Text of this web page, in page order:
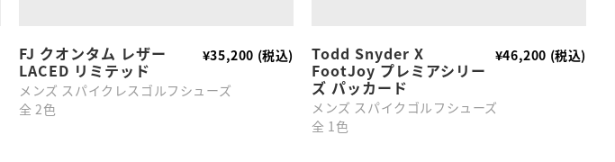
FJ クオンタム レザー
LACED リミテッド
メンズ スパイクレスゴルフシューズ
¥35,200 (税込)
全 2色
Todd Snyder X
FootJoy プレミアシリー
ズ パッカード
メンズ スパイクゴルフシューズ
¥46,200 (税込)
全 1色